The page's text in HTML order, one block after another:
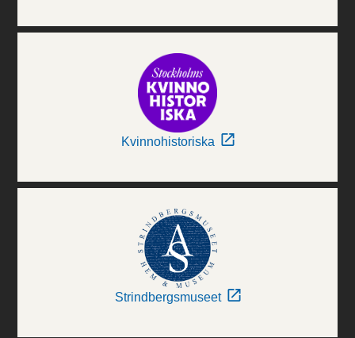
Kvinnohistoriska
Strindbergsmuseet